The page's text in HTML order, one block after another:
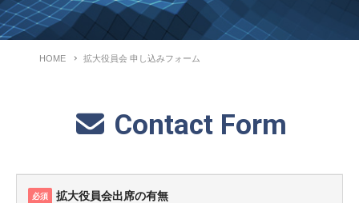
HOME 拡大役員会 申し込みフォーム
Contact Form
必須 拡大役員会出席の有無